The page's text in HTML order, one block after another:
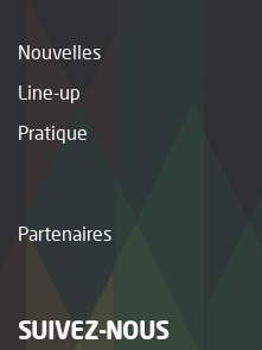
Nouvelles
Line-up
Pratique
Partenaires
SUIVEZ-NOUS